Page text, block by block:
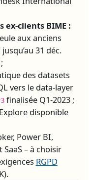
ex-clients BIME :
aux anciens
31 déc.
des datasets
vers le data-layer
finalisée Q1-2023 ;
disponible
Power BI,
SaaS – à choisir
RGPD